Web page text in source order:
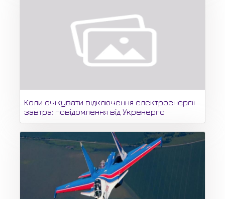
Коли очікувати відключення електроенергії
завтра: повідомлення від Укренерго